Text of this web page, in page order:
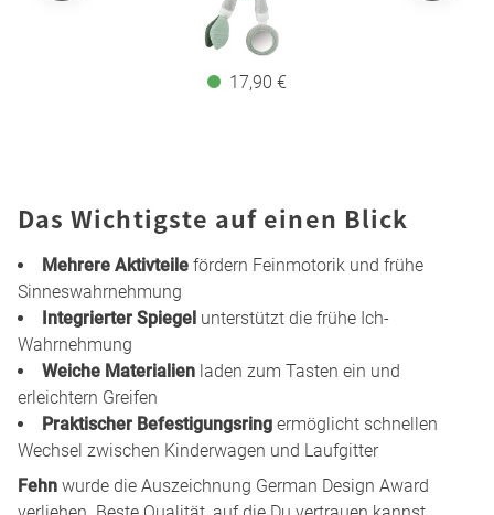
17,90 €
Das Wichtigste auf einen Blick
Mehrere Aktivteile fördern Feinmotorik und frühe
Sinneswahrnehmung
Integrierter Spiegel unterstützt die frühe Ich-
Wahrnehmung
Weiche Materialien laden zum Tasten ein und
erleichtern Greifen
Praktischer Befestigungsring ermöglicht schnellen
Wechsel zwischen Kinderwagen und Laufgitter
Fehn wurde die Auszeichnung German Design Award